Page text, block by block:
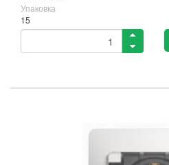
Упаковка
15